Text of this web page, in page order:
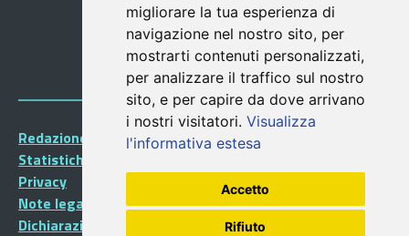
migliorare la tua esperienza di
navigazione nel nostro sito, per
mostrarti contenuti personalizzati,
per analizzare il traffico sul nostro
sito, e per capire da dove arrivano
i nostri visitatori. Visualizza
l'informativa estesa
Accetto
Rifiuto
Redazione Portalegiovani
Statistiche
Privacy
Note legali
Dichiarazione di accessibilità